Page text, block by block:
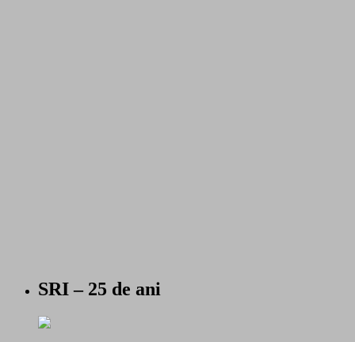
SRI – 25 de ani